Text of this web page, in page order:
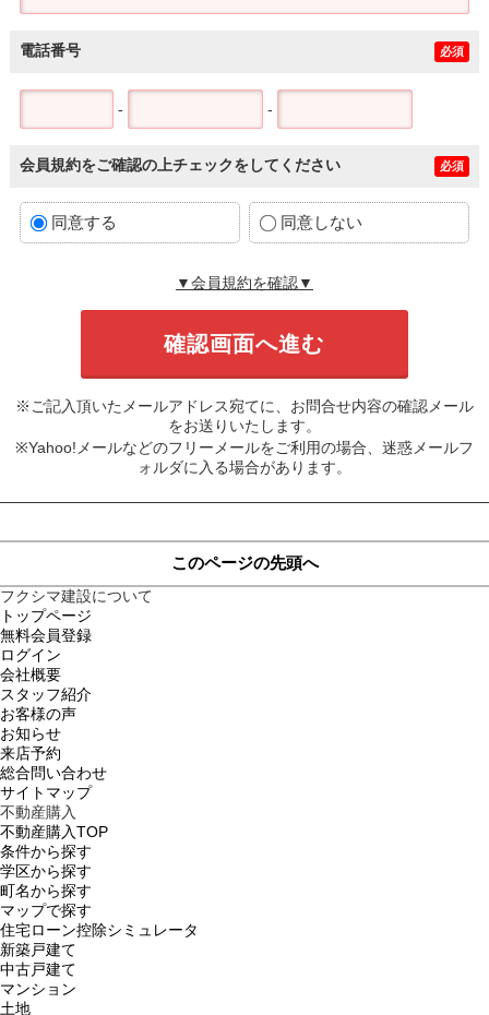
電話番号 必須
- -
会員規約をご確認の上チェックをしてください 必須
同意する 同意しない
▼会員規約を確認▼
※ご記入頂いたメールアドレス宛てに、お問合せ内容の確認メール
をお送りいたします。
※Yahoo!メールなどのフリーメールをご利用の場合、迷惑メールフ
ォルダに入る場合があります。
このページの先頭へ
フクシマ建設について
トップページ
無料会員登録
ログイン
会社概要
スタッフ紹介
お客様の声
お知らせ
来店予約
総合問い合わせ
サイトマップ
不動産購入
不動産購入TOP
条件から探す
学区から探す
町名から探す
マップで探す
住宅ローン控除シミュレータ
新築戸建て
中古戸建て
マンション
土地